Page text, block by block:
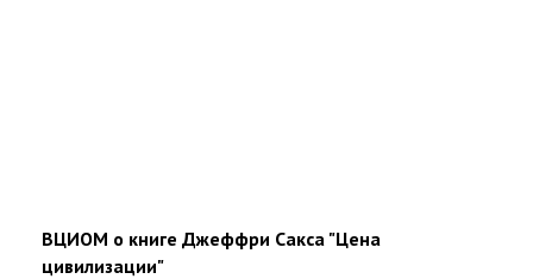
ВЦИОМ о книге Джеффри Сакса "Цена
цивилизации"